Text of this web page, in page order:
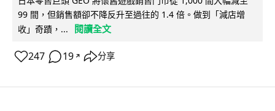
99 間，但銷售額卻不降反升至過往的 1.4 倍。做到「減店增
收」奇蹟，...
閱讀全文
247 19 ↗ 分享